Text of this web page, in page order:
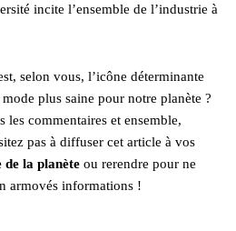
incite l’ensemble de l’industrie à
selon vous, l’icône déterminante
plus saine pour notre planète ?
les commentaires et ensemble,
pas à diffuser cet article à vos
de la planète ou rerendre pour ne
armovés informations !